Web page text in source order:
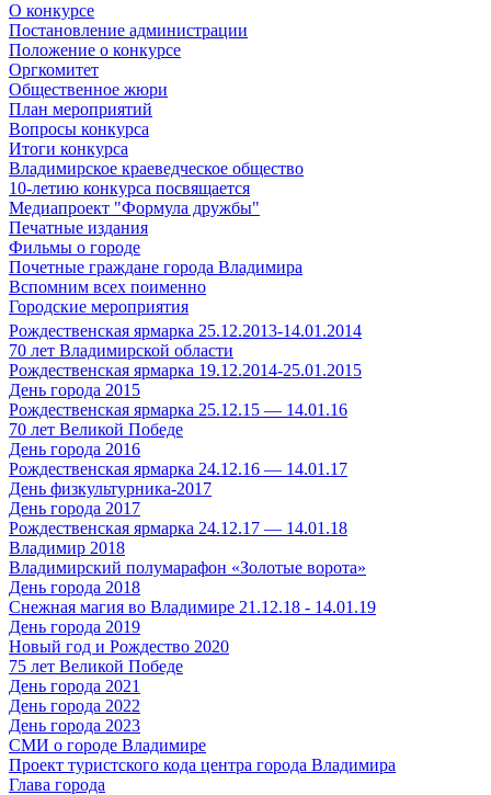
О конкурсе
Постановление администрации
Положение о конкурсе
Оргкомитет
Общественное жюри
План мероприятий
Вопросы конкурса
Итоги конкурса
Владимирское краеведческое общество
10-летию конкурса посвящается
Медиапроект "Формула дружбы"
Печатные издания
Фильмы о городе
Почетные граждане города Владимира
Вспомним всех поименно
Городские мероприятия
Рождественская ярмарка 25.12.2013-14.01.2014
70 лет Владимирской области
Рождественская ярмарка 19.12.2014-25.01.2015
День города 2015
Рождественская ярмарка 25.12.15 — 14.01.16
70 лет Великой Победе
День города 2016
Рождественская ярмарка 24.12.16 — 14.01.17
День физкультурника-2017
День города 2017
Рождественская ярмарка 24.12.17 — 14.01.18
Владимир 2018
Владимирский полумарафон «Золотые ворота»
День города 2018
Снежная магия во Владимире 21.12.18 - 14.01.19
День города 2019
Новый год и Рождество 2020
75 лет Великой Победе
День города 2021
День города 2022
День города 2023
СМИ о городе Владимире
Проект туристского кода центра города Владимира
Глава города